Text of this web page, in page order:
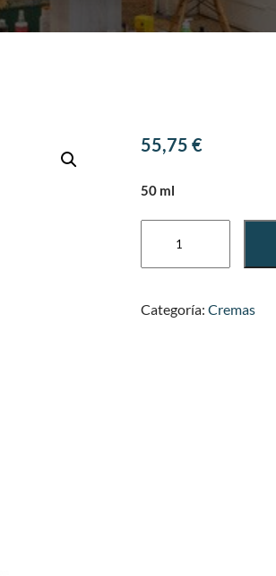
55,75€
50 ml
Categoría:Cremas